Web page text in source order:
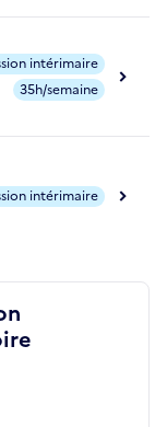
intérimaire
35h/semaine
intérimaire